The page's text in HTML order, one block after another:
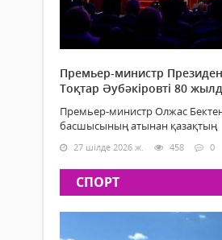
Премьер-министр
Тоқтар Әубәкіровті 80
Премьер-министр Олжас
басшысының атынан қазақтың
27 шілде 2026 ж. 458 0
СПОРТ